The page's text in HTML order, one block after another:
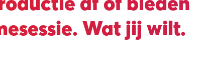
Wat jij wilt.